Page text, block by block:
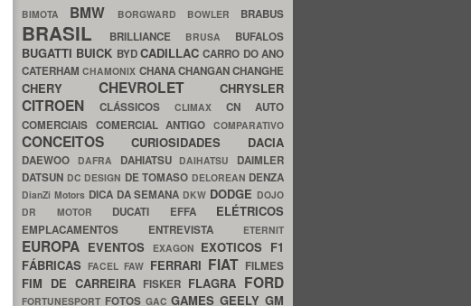
BIMOTA BMW BORGWARD BOWLER BRABUS
BRASIL BRILLIANCE BRUSA BUFALOS
BUGATTI BUICK BYDCADILLACCARRO DO ANO
CATERHAMCHAMONIX CHANACHANGANCHANGHE
CHERY CHEVROLET CHRYSLER
CITROEN CLÁSSICOS CLIMAX CN AUTO
COMERCIAIS COMERCIAL ANTIGOCOMPARATIVO
CONCEITOS CURIOSIDADES DACIA
DAEWOO DAFRA DAHIATSU DAIHATSU DAIMLER
DATSUN DC DESIGN DE TOMASO DELOREAN DENZA
DianZi Motors DICA DA SEMANA DKW DODGE DOJO
DR MOTOR DUCATI EFFA ELÉTRICOS
EMPLACAMENTOS ENTREVISTA ETERNIT
EUROPA EVENTOS EXAGON EXOTICOS F1
FÁBRICASFACELFAW FERRARI FIAT FILMES
FIM DE CARREIRA FISKER FLAGRA FORD
FORTUNESPORT FOTOS GACGAMESGEELYGM